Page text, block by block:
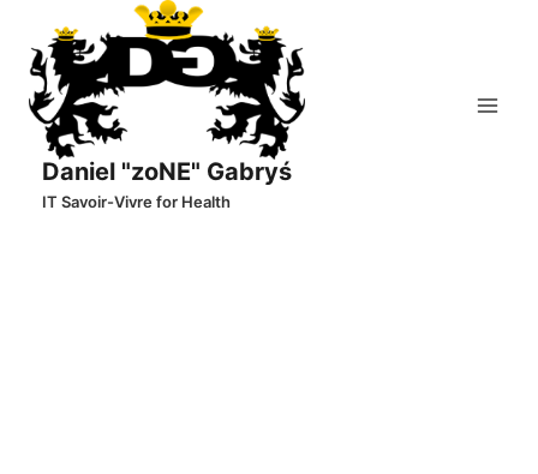
content
Daniel "zoNE" Gabryś
IT Savoir-Vivre for Health